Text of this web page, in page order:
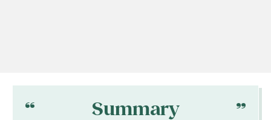
“ Summary “